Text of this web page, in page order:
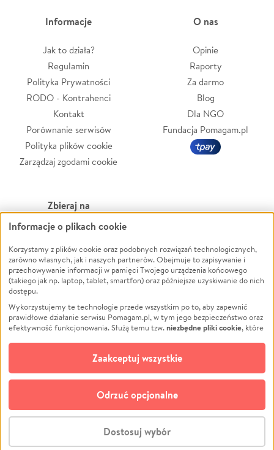
Stwórz zbiórkę - za darmo
Informacje
Jak to działa?
Regulamin
Polityka Prywatności
RODO - Kontrahenci
Kontakt
Porównanie serwisów
Polityka plików cookie
Zarządzaj zgodami cookie
O nas
Opinie
Raporty
Za darmo
Blog
Dla NGO
Fundacja Pomagam.pl
Zbieraj na
Leczenie
Zwierzęta
Pożar
Ukraina
Pomoc Finansowa
Projekty
Pogrzeb
Społeczność lokalna
Kultura
Powódź
Wichura
NGO
Edukacja
Podróż
Impreza
Ochrona środowiska
Biznes
© CROWDING SP. Z O.O.
Informacje o plikach cookie
Korzystamy z plików cookie oraz podobnych rozwiązań technologicznych,
zarówno własnych, jak i naszych partnerów. Obejmuje to zapisywanie i
przechowywanie informacji w pamięci Twojego urządzenia końcowego
(takiego jak np. laptop, tablet, smartfon) oraz późniejsze uzyskiwanie do nich
dostępu.
Wykorzystujemy te technologie przede wszystkim po to, aby zapewnić
prawidłowe działanie serwisu Pomagam.pl, w tym jego bezpieczeństwo oraz
efektywność funkcjonowania. Służą temu tzw.niezbędne pliki cookie, które
opcjonalnych plików cookie
technologii do celów analitycznych i retargetingowych. Możesz wyrazić
zgodę na ich stosowanie lub jej odmówić. W dowolnym momencie masz
możliwość zmiany swoich preferencji na stronie „Zarządzaj zgodami cookie”,
do której link znajdziesz w stopce serwisu Pomagam.pl. Opcjonalne pliki
cookie wykorzystywane są w następujących celach:
działanie serwisu Pomagam.pl. Dzięki nim możemy zrozumieć, jak
użytkownicy korzystają z naszego serwisu – skąd trafiają do serwisu, jak
Dostosuj wybór
Odrzuć opcjonalne
Zaakceptuj wszystkie